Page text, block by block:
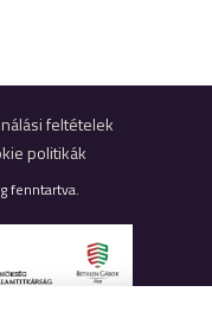
feltételek
politikák
fenntartva.